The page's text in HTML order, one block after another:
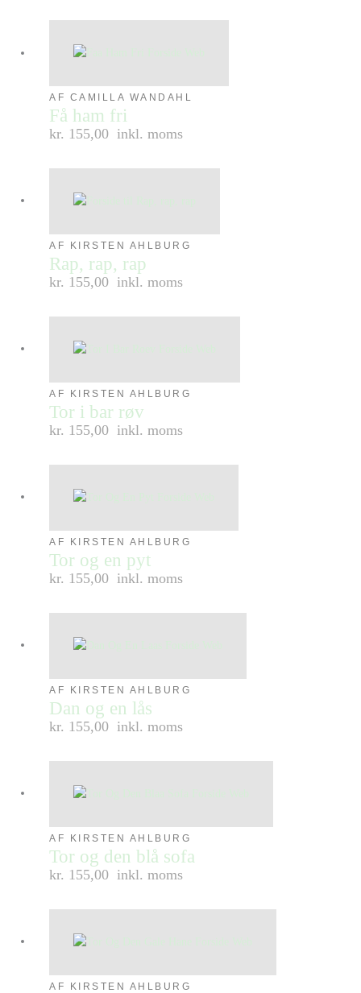
AF CAMILLA WANDAHL
Få ham fri
kr. 155,00 inkl. moms
AF KIRSTEN AHLBURG
Rap, rap, rap
kr. 155,00 inkl. moms
AF KIRSTEN AHLBURG
Tor i bar røv
kr. 155,00 inkl. moms
AF KIRSTEN AHLBURG
Tor og en pyt
kr. 155,00 inkl. moms
AF KIRSTEN AHLBURG
Dan og en lås
kr. 155,00 inkl. moms
AF KIRSTEN AHLBURG
Tor og den blå sofa
kr. 155,00 inkl. moms
AF KIRSTEN AHLBURG